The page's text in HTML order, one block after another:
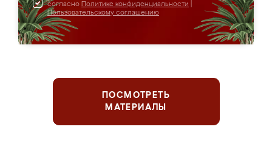
согласно Политике конфиденциальности
Пользовательскому соглашению
ПОСМОТРЕТЬ
МАТЕРИАЛЫ